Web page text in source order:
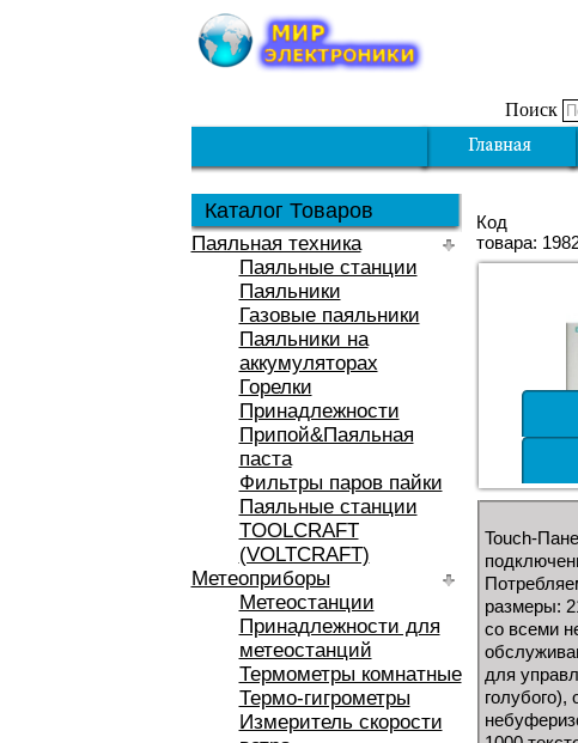
Поиск
Каталог Товаров
Паяльная техника
Паяльные станции
Паяльники
Газовые паяльники
Паяльники на
аккумуляторах
Горелки
Принадлежности
Припой&Паяльная
паста
Фильтры паров пайки
Паяльные станции
TOOLCRAFT
(VOLTCRAFT)
Метеоприборы
Метеостанции
Принадлежности для
метеостанций
Термометры комнатные
Термо-гигрометры
Измеритель скорости
Код
товара:
Touch-
размеры:
со всеми
для